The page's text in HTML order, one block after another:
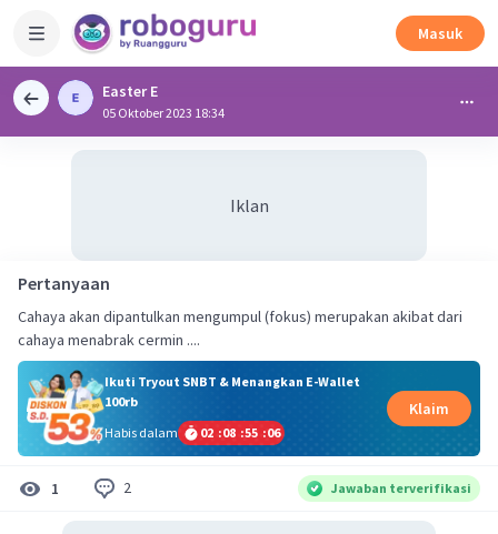
Masuk
Easter E
05 Oktober 2023 18:34
Iklan
Pertanyaan
Cahaya akan dipantulkan mengumpul (fokus) merupakan akibat dari
cahaya menabrak cermin ....
Ikuti Tryout SNBT & Menangkan E-Wallet
100rb
Habis dalam
02 :08 :55 :06
Klaim
1 2 Jawaban terverifikasi